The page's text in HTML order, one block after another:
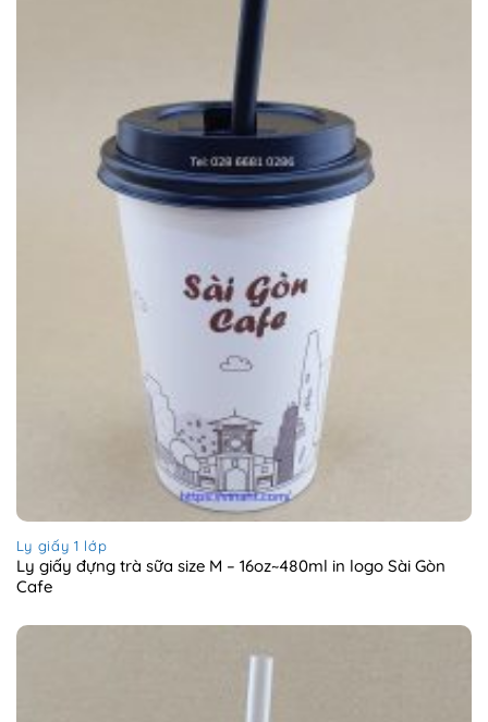
Ly giấy 1 lớp
Ly giấy đựng trà sữa size M – 16oz~480ml in logo Sài Gòn
Cafe